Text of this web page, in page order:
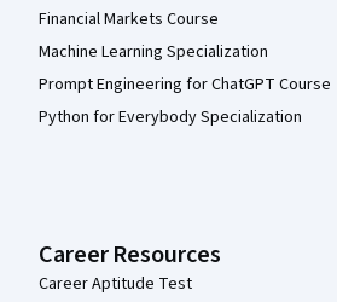
Financial Markets Course
Machine Learning Specialization
Prompt Engineering for ChatGPT Course
Python for Everybody Specialization
Career Resources
Career Aptitude Test